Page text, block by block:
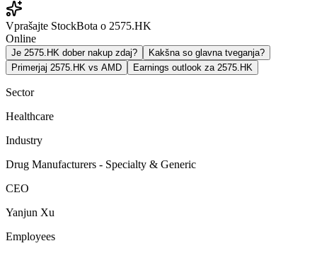
Vprašajte StockBota o 2575.HK
Online
Je 2575.HK dober nakup zdaj?
Kakšna so glavna tveganja?
Primerjaj 2575.HK vs AMD
Earnings outlook za 2575.HK
Sector
Healthcare
Industry
Drug Manufacturers - Specialty & Generic
CEO
Yanjun Xu
Employees